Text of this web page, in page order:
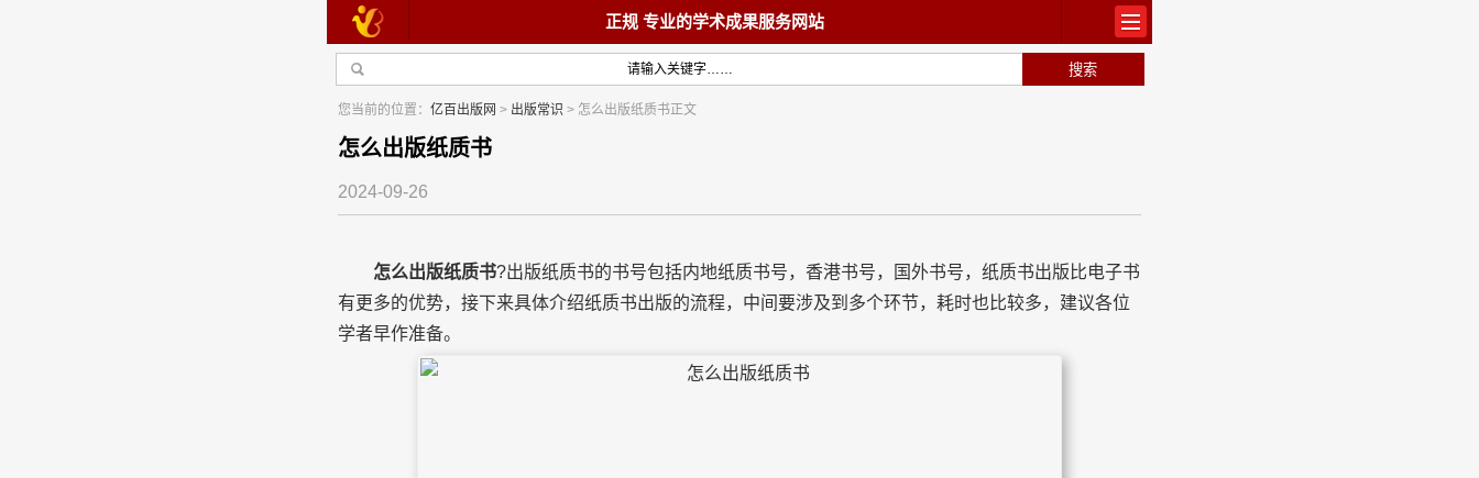
正规 专业的学术成果服务网站
首页
学术著作 论文常识
您当前的位置： 亿百出版网 > 出版常识 > 怎么出版纸质书正文
怎么出版纸质书
2024-09-26
怎么出版纸质书?出版纸质书的书号包括内地纸质书号，香港书号，国外书号，纸质书出版比电子书
有更多的优势，接下来具体介绍纸质书出版的流程，中间要涉及到多个环节，耗时也比较多，建议各位
学者早作准备。